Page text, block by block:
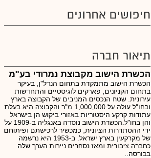
חיפושים אחרונים
תיאור חברה
הכשרת הישוב מקבוצת נמרודי בע"מ
הכשרת הישוב מתמקדת בתחום הנדל"ן, בעיקר
בתחום הקניונים, פארקים לוגיסטיים והתחדשות
עירונית. שטח הנכסים המניבים של הקבוצה בארץ
ובחו"ל עולה על 1,000,000 מ"ר והקבוצה היא בעלת
עתודות קרקע היסטוריות באזורי ביקוש הן בישראל
והן בחו"ל.הכשרת הישוב נוסדה באנגליה ב-1909 על
ידי ההסתדרות הציונית, כמכשיר לרכישתם ופיתוחם
של מקרקעין בארץ ישראל. ב-1953 היא נרשמה
כחברה ציבורית ומאז נסחרים ניירות הערך שלה
בבורסה..